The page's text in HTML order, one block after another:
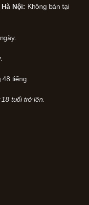
Nội: Không bán tại
tiếng.
tuổi trở lên.